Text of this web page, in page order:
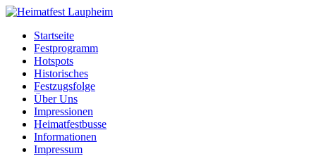
Startseite
Festprogramm
Hotspots
Historisches
Festzugsfolge
Über Uns
Impressionen
Heimatfestbusse
Informationen
Impressum